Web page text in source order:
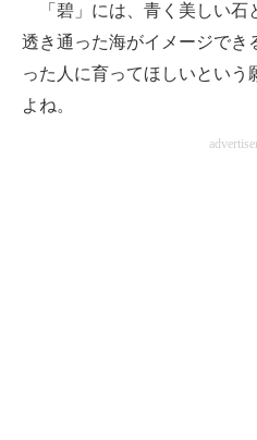
「碧」には、青く美しい石
透き通った海がイメージでき
った人に育ってほしいという
よね。